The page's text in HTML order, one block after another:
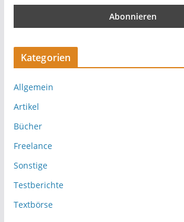
Kategorien
Allgemein
Artikel
Bücher
Freelance
Sonstige
Testberichte
Textbörse